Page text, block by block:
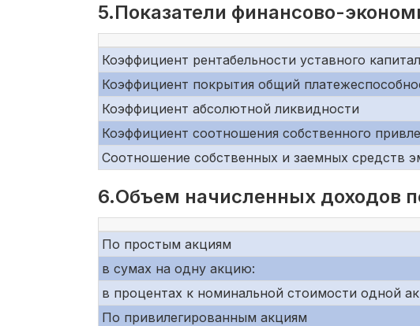
5.Показатели финансово-
Коэффициент рентабельности уставного
Коэффициент покрытия общий
Коэффициент абсолютной ликвидности
Коэффициент соотношения собственного
Соотношение собственных и заемных средств
6.Объем начисленных доходов
По простым акциям
в сумах на одну акцию:
в процентах к номинальной стоимости одной
По привилегированным акциям